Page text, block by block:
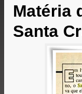
Matéria
Santa